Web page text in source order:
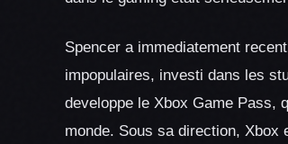
Spencer a immediatement
impopulaires, investi dans les
developpe le Xbox Game Pass,
monde. Sous sa direction, Xbox